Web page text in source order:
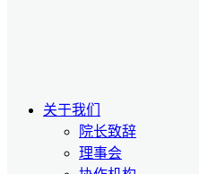
关于我们
院长致辞
理事会